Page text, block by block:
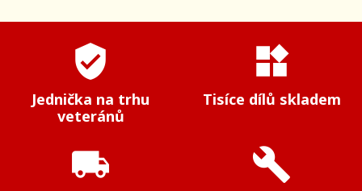
verified_user
Jednička na trhu
veteránů
widgets
Tisíce dílů skladem
local_shipping build